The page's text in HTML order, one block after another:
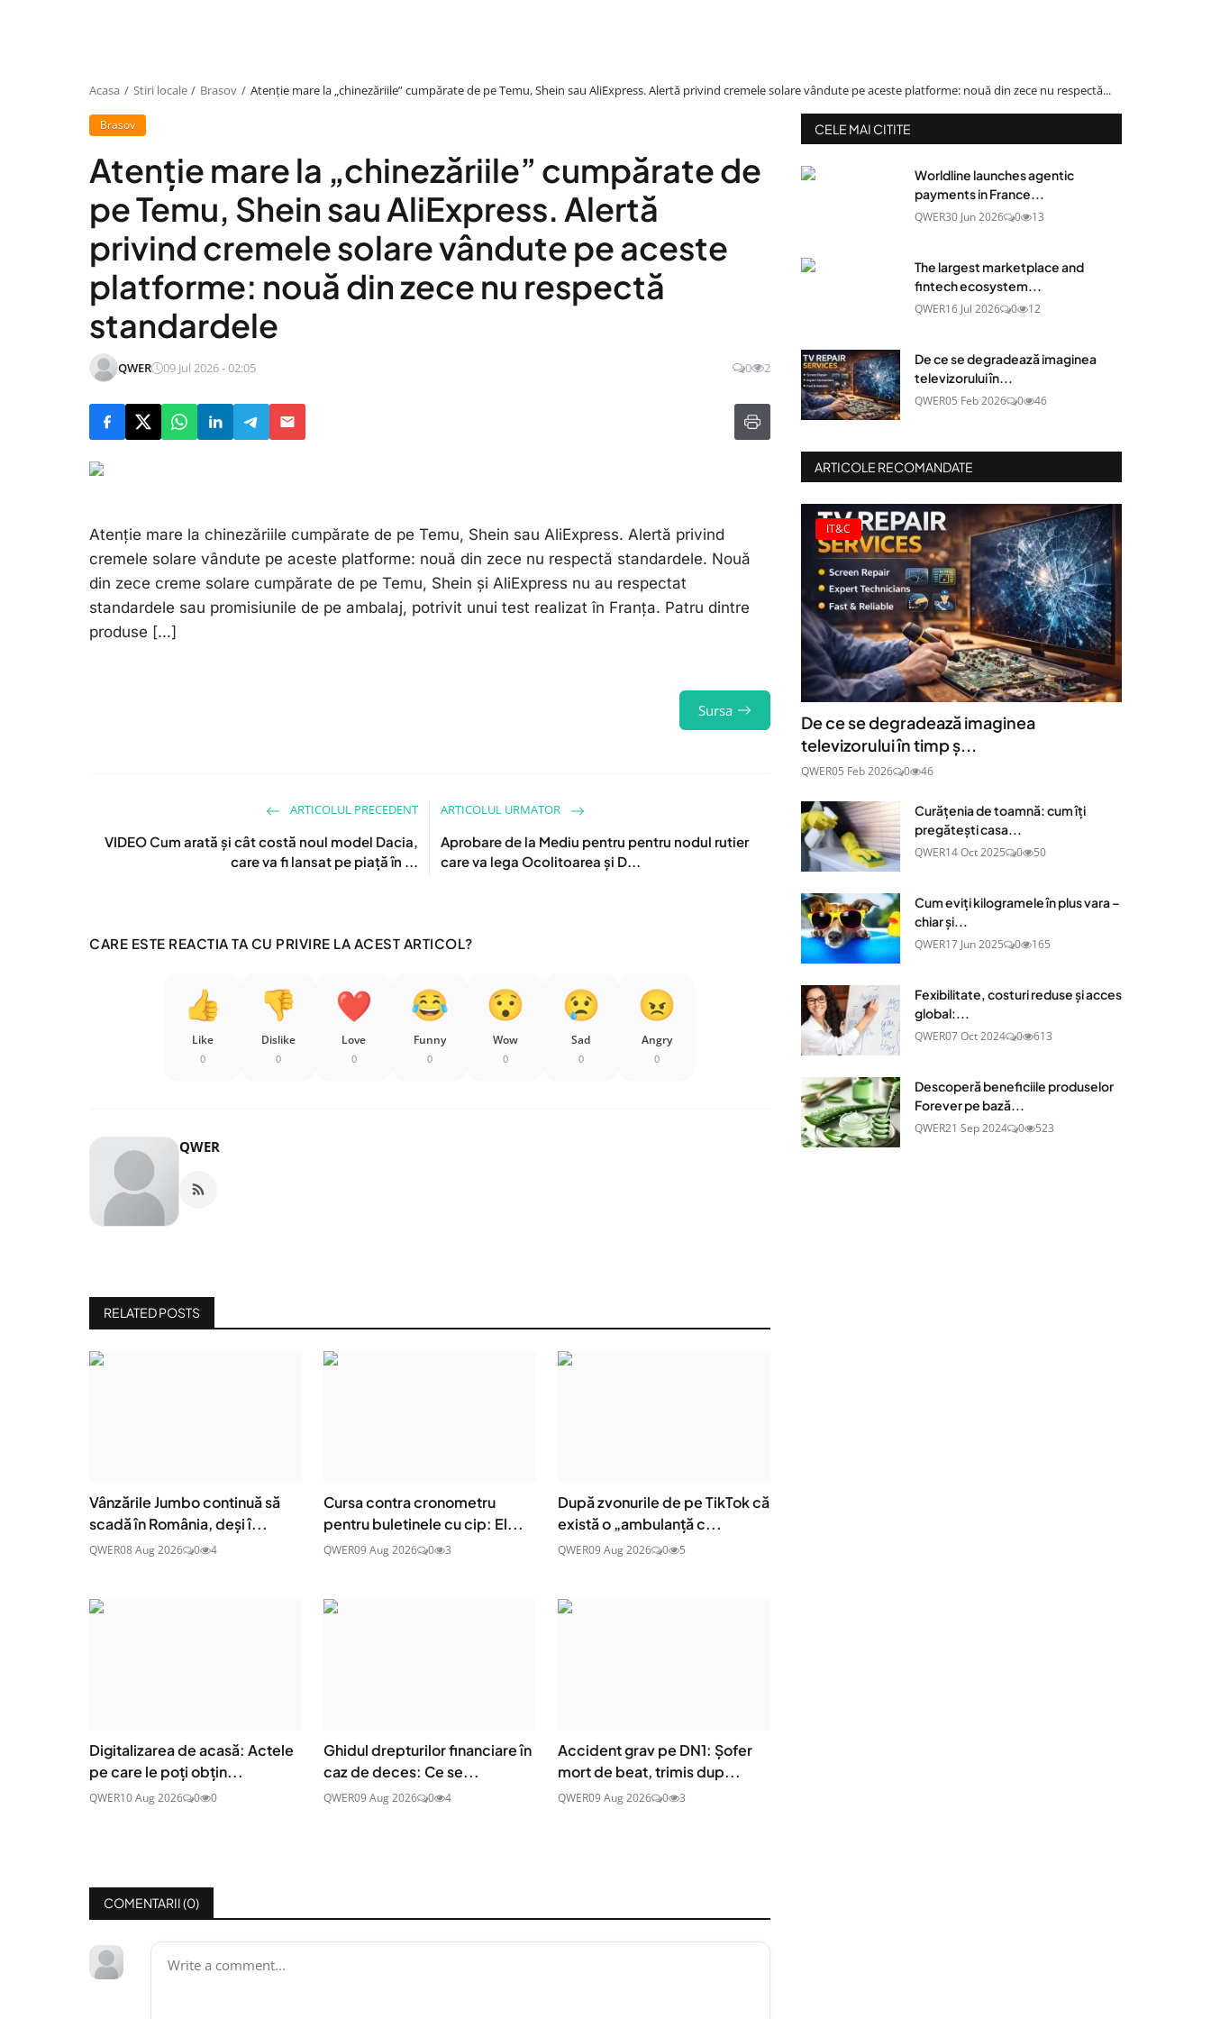
Acasa Stiri locale Brasov Atenție mare la „chinezăriile” cumpărate de pe Temu, Shein sau AliExpress. Alertă privind cremele solare vândute pe aceste platforme: nouă din zece nu respectă...
Brasov
Atenție mare la „chinezăriile” cumpărate de
pe Temu, Shein sau AliExpress. Alertă
privind cremele solare vândute pe aceste
platforme: nouă din zece nu respectă
standardele
QWER 09 Jul 2026 - 02:05 0 2
Atenție mare la chinezăriile cumpărate de pe Temu, Shein sau AliExpress. Alertă privind
cremele solare vândute pe aceste platforme: nouă din zece nu respectă standardele. Nouă
din zece creme solare cumpărate de pe Temu, Shein și AliExpress nu au respectat
standardele sau promisiunile de pe ambalaj, potrivit unui test realizat în Franța. Patru dintre
produse [...]
Sursa
ARTICOLUL PRECEDENT
VIDEO Cum arată și cât costă noul model Dacia,
care va fi lansat pe piață în ...
ARTICOLUL URMATOR
Aprobare de la Mediu pentru pentru nodul rutier
care va lega Ocolitoarea și D...
CARE ESTE REACTIA TA CU PRIVIRE LA ACEST ARTICOL?
Like
0
Dislike
0
Love
0
Funny
0
Wow
0
Sad
0
Angry
0
QWER
RELATED POSTS
Vânzările Jumbo continuă să
scadă în România, deși î...
QWER08 Aug 2026 0 4
Cursa contra cronometru
pentru buletinele cu cip: El...
QWER09 Aug 2026 0 3
După zvonurile de pe TikTok că
există o „ambulanță c...
QWER09 Aug 2026 0 5
Digitalizarea de acasă: Actele
pe care le poți obțin...
QWER10 Aug 2026 0 0
Ghidul drepturilor financiare în
caz de deces: Ce se...
QWER09 Aug 2026 0 4
Accident grav pe DN1: Șofer
mort de beat, trimis dup...
QWER09 Aug 2026 0 3
COMENTARII (0)
CELE MAI CITITE
Worldline launches agentic
payments in France...
QWER30 Jun 2026 0 13
The largest marketplace and
fintech ecosystem...
QWER16 Jul 2026 0 12
De ce se degradează imaginea
televizorului în...
QWER05 Feb 2026 0 46
ARTICOLE RECOMANDATE
IT&C
De ce se degradează imaginea
televizorului în timp ș...
QWER05 Feb 2026 0 46
Curățenia de toamnă: cum îți
pregătești casa...
QWER14 Oct 2025 0 50
Cum eviți kilogramele în plus vara –
chiar și...
QWER17 Jun 2025 0 165
Fexibilitate, costuri reduse și acces
global:...
QWER07 Oct 2024 0 613
Descoperă beneficiile produselor
Forever pe bază...
QWER21 Sep 2024 0 523